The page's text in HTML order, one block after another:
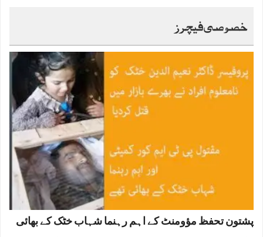
خصوصی فیچرز
پشتون تحفظ مؤومنٹ کے اہم رہنما شہاب خٹک کے بھائی